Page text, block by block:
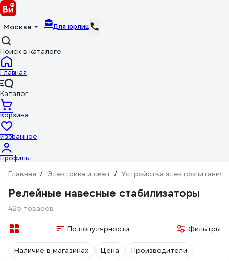
Москва Для юрлиц
Поиск в каталоге
Главная
Каталог
Корзина
Избранное
Профиль
Главная / Электрика и свет / Устройства электропитания
Релейные навесные стабилизаторы
425 товаров
По популярности Фильтры
Наличие в магазинах Цена Производители